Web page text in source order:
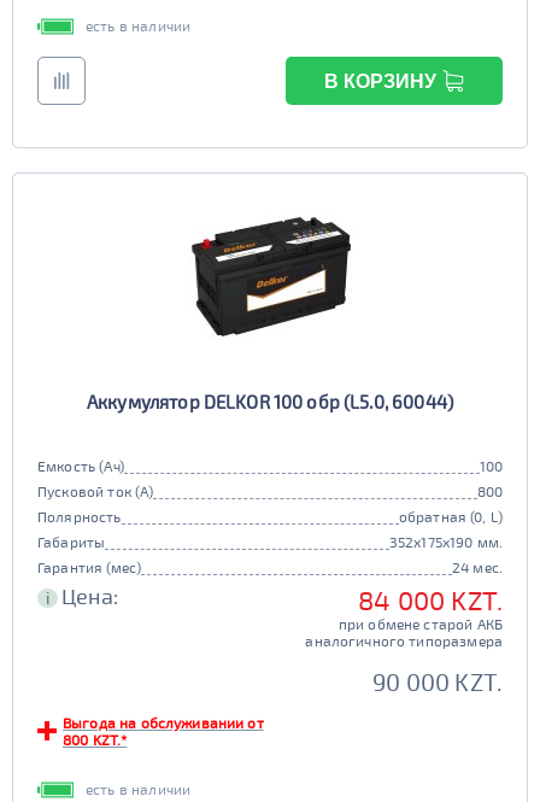
есть в наличии
В КОРЗИНУ
Аккумулятор DELKOR 100 обр (L5.0, 60044)
Емкость (Ач)
100
Пусковой ток (А)
800
Полярность
обратная (0, L)
Габариты
352x175x190 мм.
Гарантия (мес)
24 мес.
i Цена: 84 000 KZT.
при обмене старой АКБ
аналогичного типоразмера
90 000 KZT.
Выгода на обслуживании от
800 KZT.*
есть в наличии